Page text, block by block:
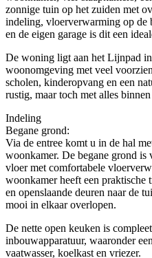
zonnige tuin op het zuiden met
indeling, vloerverwarming op de
en de eigen garage is dit een
De woning ligt aan het Lijnpad
woonomgeving met veel
scholen, kinderopvang en een
rustig, maar toch met alles
Indeling
Begane grond:
Via de entree komt u in de hal
woonkamer. De begane grond
vloer met comfortabele
woonkamer heeft een praktische
en openslaande deuren naar de
mooi in elkaar overlopen.
De nette open keuken is
inbouwapparatuur, waaronder
vaatwasser, koelkast en vriezer.